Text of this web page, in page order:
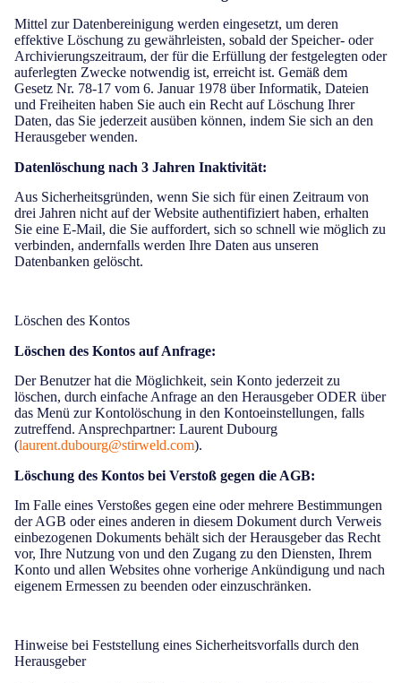
Mittel zur Datenbereinigung werden eingesetzt, um deren
effektive Löschung zu gewährleisten, sobald der Speicher- oder
Archivierungszeitraum, der für die Erfüllung der festgelegten oder
auferlegten Zwecke notwendig ist, erreicht ist. Gemäß dem
Gesetz Nr. 78-17 vom 6. Januar 1978 über Informatik, Dateien
und Freiheiten haben Sie auch ein Recht auf Löschung Ihrer
Daten, das Sie jederzeit ausüben können, indem Sie sich an den
Herausgeber wenden.
Datenlöschung nach 3 Jahren Inaktivität:
Aus Sicherheitsgründen, wenn Sie sich für einen Zeitraum von
drei Jahren nicht auf der Website authentifiziert haben, erhalten
Sie eine E-Mail, die Sie auffordert, sich so schnell wie möglich zu
verbinden, andernfalls werden Ihre Daten aus unseren
Datenbanken gelöscht.
Löschen des Kontos
Löschen des Kontos auf Anfrage:
Der Benutzer hat die Möglichkeit, sein Konto jederzeit zu
löschen, durch einfache Anfrage an den Herausgeber ODER über
das Menü zur Kontolöschung in den Kontoeinstellungen, falls
zutreffend. Ansprechpartner: Laurent Dubourg
(laurent.dubourg@stirweld.com).
Löschung des Kontos bei Verstoß gegen die AGB:
Im Falle eines Verstoßes gegen eine oder mehrere Bestimmungen
der AGB oder eines anderen in diesem Dokument durch Verweis
einbezogenen Dokuments behält sich der Herausgeber das Recht
vor, Ihre Nutzung von und den Zugang zu den Diensten, Ihrem
Konto und allen Websites ohne vorherige Ankündigung und nach
eigenem Ermessen zu beenden oder einzuschränken.
Hinweise bei Feststellung eines Sicherheitsvorfalls durch den
Herausgeber